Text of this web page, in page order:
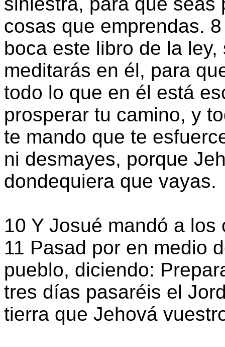
cosas que emprendas.
boca este libro de la
meditarás en él, para
todo lo que en él está
prosperar tu camino, y
te mando que te
ni desmayes, porque
dondequiera que vayas.
10 Y Josué mandó a
11 Pasad por en medio
pueblo, diciendo:
tres días pasaréis el
tierra que Jehová